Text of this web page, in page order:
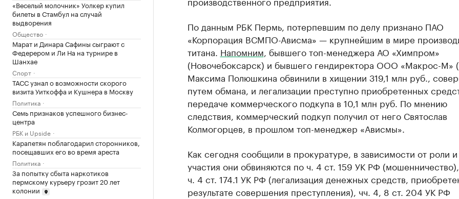
«Веселый молочник» Уолкер купил
билеты в Стамбул на случай
выдворения
Общество
Марат и Динара Сафины сыграют с
Федерером и Ли На на турнире в
Шанхае
Спорт
ТАСС узнал о возможности скорого
визита Уиткоффа и Кушнера в Москву
Политика
Семь признаков успешного бизнес-
центра
РБК и Upside
Карапетян поблагодарил сторонников,
посещавших его во время ареста
Политика
За попытку сбыта наркотиков
пермскому курьеру грозит 20 лет
колонии
По данным РБК Пермь, потерпевшим по делу признано ПАО
«Корпорация ВСМПО-Ависма» — крупнейшим в мире
титана. Напомним , бывшего топ-менеджера АО «Химпром»
(Новочебоксарск) и бывшего гендиректора ООО «Макрос-М»
Максима Полюшкина обвинили в хищении 319,1 млн руб.,
путем обмана, и легализации преступно приобретенных
передаче коммерческого подкупа в 10,1 млн руб. По мнению
следствия, коммерческий подкуп получил от него Святослав
Колмогорцев, в прошлом топ-менеджер «Ависмы».
Как сегодня сообщили в прокуратуре, в зависимости от роли
участия они обвиняются по ч. 4 ст. 159 УК РФ
ч. 4 ст. 174.1 УК РФ (легализация денежных средств,
результате совершения преступления), чч. 4, 8 ст. 204 УК РФ